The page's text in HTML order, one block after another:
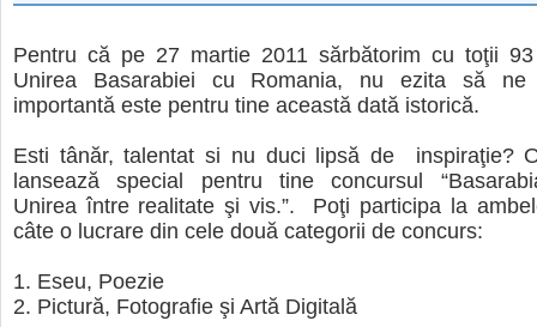
Pentru că pe 27 martie 2011 sărbătorim cu toţii
Unirea Basarabiei cu Romania, nu ezita să
importantă este pentru tine această dată istorică.
Esti tânăr, talentat si nu duci lipsă de inspiraţie?
lansează special pentru tine concursul
Unirea între realitate şi vis.”. Poţi participa la
câte o lucrare din cele două categorii de concurs:
1. Eseu, Poezie
2. Pictură, Fotografie şi Artă Digitală